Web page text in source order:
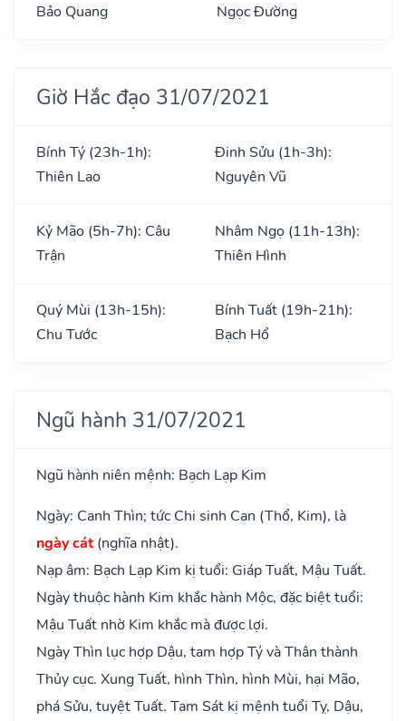
Bảo Quang
Ngọc Đường
Giờ Hắc đạo 31/07/2021
Bính Tý (23h-1h):
Thiên Lao
Đinh Sửu (1h-3h):
Nguyên Vũ
Kỷ Mão (5h-7h): Câu
Trận
Nhâm Ngọ (11h-13h):
Thiên Hình
Quý Mùi (13h-15h):
Chu Tước
Bính Tuất (19h-21h):
Bạch Hổ
Ngũ hành 31/07/2021
Ngũ hành niên mệnh: Bạch Lạp Kim
Ngày: Canh Thìn; tức Chi sinh Can (Thổ, Kim), là
ngày cát(nghĩa nhật).
Nạp âm: Bạch Lạp Kim kị tuổi: Giáp Tuất, Mậu Tuất.
Ngày thuộc hành Kim khắc hành Mộc, đặc biệt tuổi:
Mậu Tuất nhờ Kim khắc mà được lợi.
Ngày Thìn lục hợp Dậu, tam hợp Tý và Thân thành
Thủy cục. Xung Tuất, hình Thìn, hình Mùi, hại Mão,
phá Sửu, tuyệt Tuất. Tam Sát kị mệnh tuổi Tỵ, Dậu,